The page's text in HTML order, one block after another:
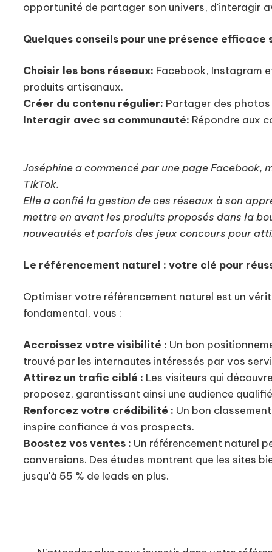
opportunité de partager son univers, d'interagir
Quelques conseils pour une présence efficace
Choisir les bons réseaux: Facebook, Instagram
produits artisanaux.
Créer du contenu régulier: Partager des
Interagir avec sa communauté: Répondre aux
Joséphine a commencé par une page
TikTok.
Elle a confié la gestion de ces réseaux à son
mettre en avant les produits proposés dans la
nouveautés et parfois des jeux concours pour
Le référencement naturel : votre clé pour
Optimiser votre référencement naturel est un
fondamental, vous :
Accroissez votre visibilité : Un bon
trouvé par les internautes intéressés par vos
Attirez un trafic ciblé : Les visiteurs qui
proposez, garantissant ainsi une audience
Renforcez votre crédibilité : Un bon
inspire confiance à vos prospects.
Boostez vos ventes : Un référencement naturel
conversions. Des études montrent que les sites
jusqu'à 55 % de leads en plus.